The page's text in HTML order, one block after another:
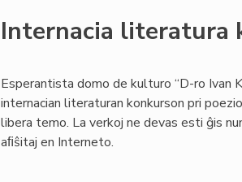
Internacia literatura
Esperantista domo de kulturo “D-ro Ivan
internacian literaturan konkurson pri
libera temo. La verkoj ne devas esti ĝis
aﬁŝitaj en Interneto.